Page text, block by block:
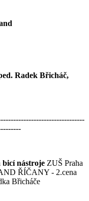
Radek Břicháč,
bicí nástroje ZUŠ Praha
ŘÍČANY - 2.cena
Břicháče